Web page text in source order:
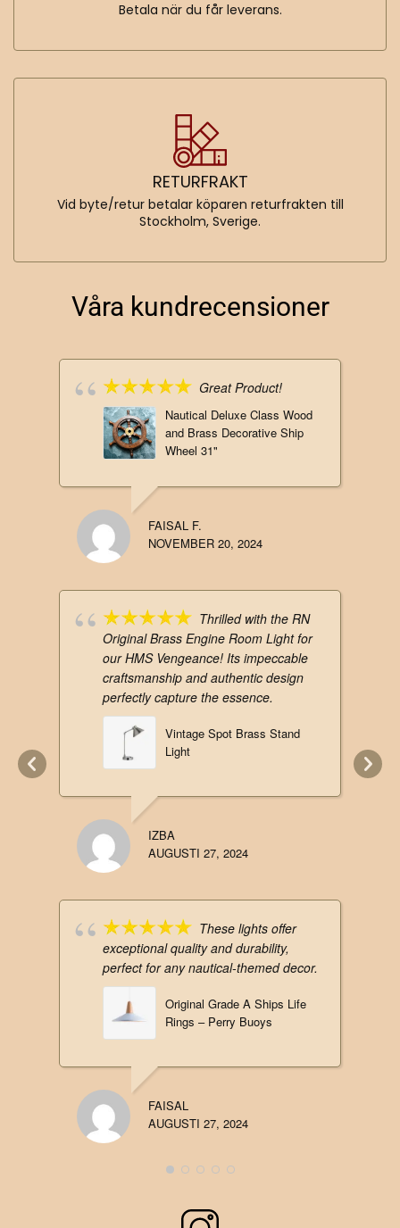
Betala när du får leverans.
RETURFRAKT
Vid byte/retur betalar köparen returfrakten till
Stockholm, Sverige.
Våra kundrecensioner
Great Product!
Nautical Deluxe Class Wood
and Brass Decorative Ship
Wheel 31"
FAISAL F.
NOVEMBER 20, 2024
Thrilled with the RN
Original Brass Engine Room Light for
our HMS Vengeance! Its impeccable
craftsmanship and authentic design
perfectly capture the essence.
Vintage Spot Brass Stand
Light
IZBA
AUGUSTI 27, 2024
These lights offer
exceptional quality and durability,
perfect for any nautical-themed decor.
Original Grade A Ships Life
Rings – Perry Buoys
FAISAL
AUGUSTI 27, 2024